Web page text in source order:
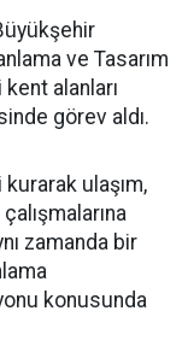
ve Tasarım
kent alanları
görev aldı.
kurarak ulaşım,
zamanda bir
konusunda